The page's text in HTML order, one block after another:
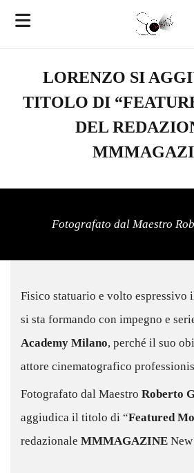
LORENZO SI
TITOLO DI
DEL
Fotografato dal Maestro
Fisico statuario e volto espressivo
si sta formando con impegno e
Academy Milano, perché il suo
attore cinematografico
Fotografato dal Maestro Roberto
aggiudica il titolo di “Featured
redazionale MMMAGAZINE